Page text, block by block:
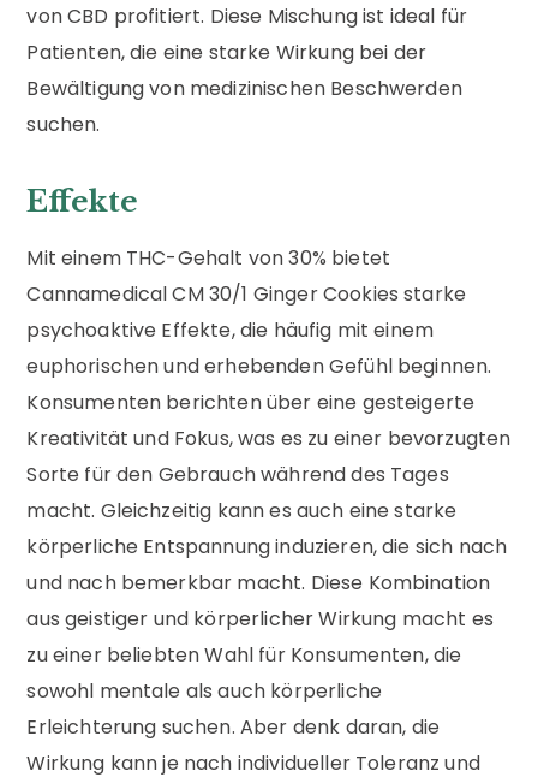
von CBD profitiert. Diese Mischung ist ideal für
Patienten, die eine starke Wirkung bei der
Bewältigung von medizinischen Beschwerden
suchen.
Effekte
Mit einem THC-Gehalt von 30% bietet
Cannamedical CM 30/1 Ginger Cookies starke
psychoaktive Effekte, die häufig mit einem
euphorischen und erhebenden Gefühl beginnen.
Konsumenten berichten über eine gesteigerte
Kreativität und Fokus, was es zu einer bevorzugten
Sorte für den Gebrauch während des Tages
macht. Gleichzeitig kann es auch eine starke
körperliche Entspannung induzieren, die sich nach
und nach bemerkbar macht. Diese Kombination
aus geistiger und körperlicher Wirkung macht es
zu einer beliebten Wahl für Konsumenten, die
sowohl mentale als auch körperliche
Erleichterung suchen. Aber denk daran, die
Wirkung kann je nach individueller Toleranz und